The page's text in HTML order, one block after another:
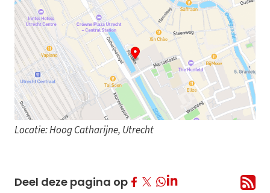
Locatie: Hoog Catharijne, Utrecht
Deel deze pagina opDeel op Facebook
Deel op Twitter
Deel op Whatsapp
Deel op LinkedIn